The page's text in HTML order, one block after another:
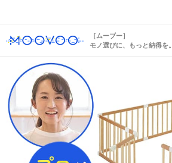
［ムーブー］
モノ選びに、もっと納得を。